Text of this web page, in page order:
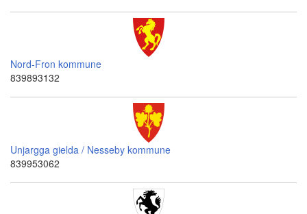
Nord-Fron kommune
839893132
Unjargga gielda / Nesseby kommune
839953062